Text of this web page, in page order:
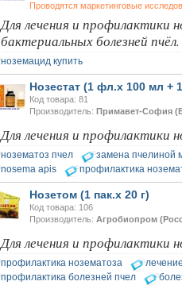
Проводятся маркетинговые
Для лечения и профилактики
бактериальных болезней пчёл.
ноземацид купить
Нозестат (1 фл.х 100 мл +
Код товара: 81
Производитель: Примавет-София
Для лечения и профилактики
нозематоз пчел
замена пчелиной
nosema apis
профилактика
Нозетом (1 пак.х 20 г)
Код товара: 106
Производитель: Агробиопром
Для лечения и профилактики
профилактика нозематоза
профилактика болезней пчел